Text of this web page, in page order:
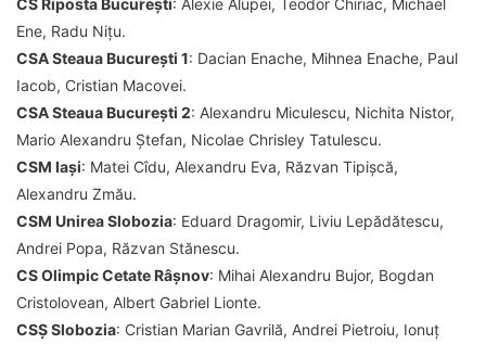
CS Riposta București: Alexie Alupei, Teodor Chiriac, Michael
Ene, Radu Nițu.
CSA Steaua București 1: Dacian Enache, Mihnea Enache, Paul
Iacob, Cristian Macovei.
CSA Steaua București 2: Alexandru Miculescu, Nichita Nistor,
Mario Alexandru Ștefan, Nicolae Chrisley Tatulescu.
CSM Iași: Matei Cîdu, Alexandru Eva, Răzvan Tipișcă,
Alexandru Zmău.
CSM Unirea Slobozia: Eduard Dragomir, Liviu Lepădătescu,
Andrei Popa, Răzvan Stănescu.
CS Olimpic Cetate Râșnov: Mihai Alexandru Bujor, Bogdan
Cristolovean, Albert Gabriel Lionte.
CSȘ Slobozia: Cristian Marian Gavrilă, Andrei Pietroiu, Ionuț